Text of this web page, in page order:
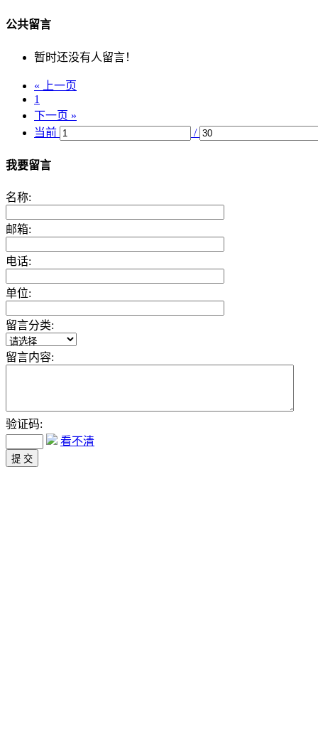
公共留言
暂时还没有人留言！
« 上一页
1
下一页 »
当前
/
我要留言
名称:
邮箱:
电话:
单位:
留言分类:
留言内容:
验证码:
看不清